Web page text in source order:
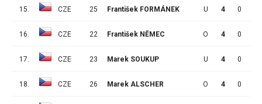
15. CZE 25 František FORMÁNEK U 4 0
16. CZE 22 František NĚMEC O 4 0
17. CZE 23 Marek SOUKUP U 4 0
18. CZE 26 Marek ALSCHER O 4 0